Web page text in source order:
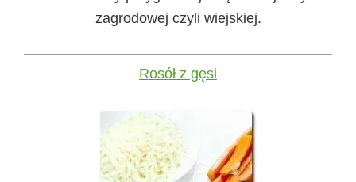
zagrodowej czyli wiejskiej.
Rosół z gęsi